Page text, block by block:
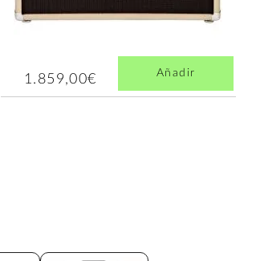
1.859,00€ Añadir